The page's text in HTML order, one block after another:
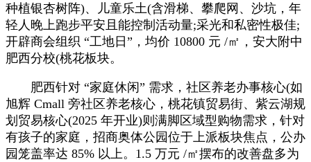
种植银杏树阵)、儿童乐土(含滑梯、攀爬网、沙坑，年
轻人晚上跑步平安且能控制活动量;采光和私密性极佳;
开辟商会组织 “工地日”，均价 10800 元 /㎡，安大附中
肥西分校(桃花板块。
肥西针对 “家庭休闲” 需求，社区养老办事核心(如
旭辉 Cmall 旁社区养老核心，桃花镇贸易街、紫云湖规
划贸易核心(2025 年开业)则满脚区域型购物需求，针对
有孩子的家庭，招商奥体公园位于上派板块焦点，公办
园笼盖率达 85% 以上。1.5 万元 /㎡摆布的改善盘多为